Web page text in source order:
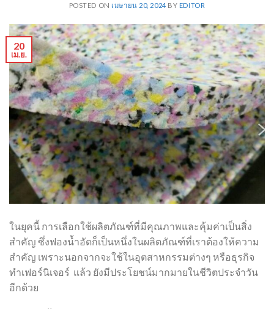
POSTED ON เมษายน 20, 2024 BY EDITOR
20
เม.ย.
ในยุคนี้ การเลือกใช้ผลิตภัณฑ์ที่มีคุณภาพและคุ้มค่าเป็นสิ่ง
สำคัญ ซึ่งฟองน้ำอัดก็เป็นหนึ่งในผลิตภัณฑ์ที่เราต้องให้ความ
สำคัญ เพราะนอกจากจะใช้ในอุตสาหกรรมต่างๆ หรือธุรกิจ
ทำเฟอร์นิเจอร์ แล้ว ยังมีประโยชน์มากมายในชีวิตประจำวัน
อีกด้วย